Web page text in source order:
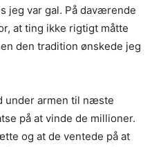
jeg var gal. På daværende
at ting ikke rigtigt måtte
den tradition ønskede jeg
under armen til næste
på at vinde de millioner.
og at de ventede på at